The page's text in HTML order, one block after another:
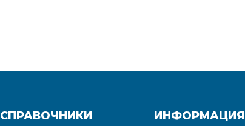
СПРАВОЧНИКИ ИНФОРМАЦИЯ